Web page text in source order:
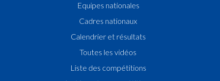
Equipes nationales
Cadres nationaux
Calendrier et résultats
Toutes les vidéos
Liste des compétitions